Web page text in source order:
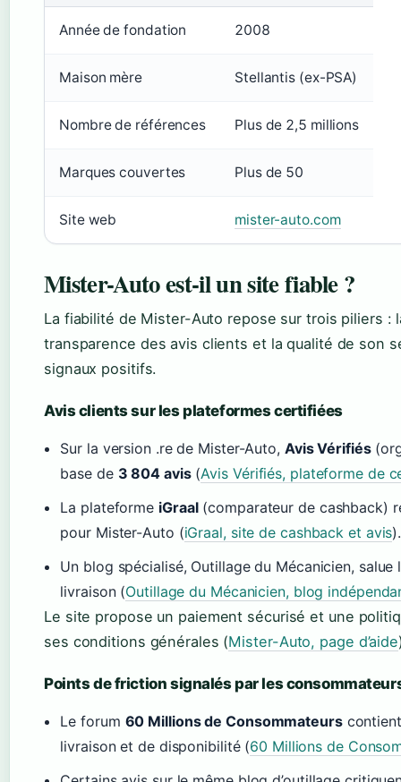
Année de fondation 2008
Maison mère Stellantis (ex-PSA)
Nombre de références Plus de 2,5 millions
Marques couvertes Plus de 50
Site web mister-auto.com
Mister-Auto est-il un site fiable ?
La fiabilité de Mister-Auto repose sur trois piliers :
transparence des avis clients et la qualité de son
signaux positifs.
Avis clients sur les plateformes certifiées
Sur la version .re de Mister-Auto, Avis Vérifiés
base de 3 804 avis(Avis Vérifiés, plateforme de
La plateforme iGraal(comparateur de cashback)
pour Mister-Auto (iGraal, site de cashback et avis).
Un blog spécialisé, Outillage du Mécanicien,
livraison (Outillage du Mécanicien, blog
Le site propose un paiement sécurisé et une
ses conditions générales (Mister-Auto, page d’aide
Points de friction signalés par les
Le forum 60 Millions de Consommateurscontient
livraison et de disponibilité (60 Millions de